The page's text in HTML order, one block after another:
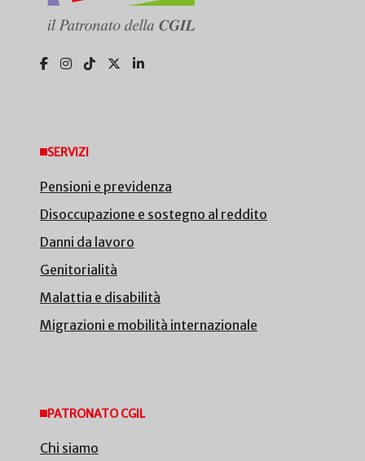
SERVIZI
Pensioni e previdenza
Disoccupazione e sostegno al reddito
Danni da lavoro
Genitorialità
Malattia e disabilità
Migrazioni e mobilità internazionale
PATRONATO CGIL
Chi siamo